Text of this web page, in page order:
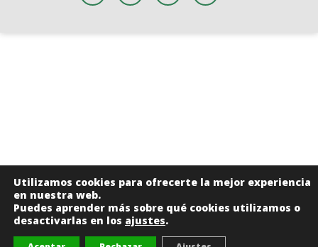
Utilizamos cookies para ofrecerte la mejor experiencia
en nuestra web.
Puedes aprender más sobre qué cookies utilizamos o
desactivarlas en los ajustes.